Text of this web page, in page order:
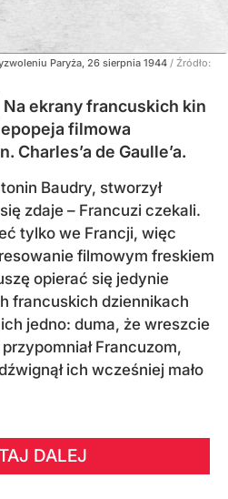
Paryża, 26 sierpnia 1944 / Źródło:
Na ekrany francuskich kin
filmowa
Charles’a de Gaulle’a.
Baudry, stworzył
zdaje – Francuzi czekali.
tylko we Francji, więc
filmowym freskiem
opierać się jedynie
francuskich dziennikach
jedno: duma, że wreszcie
Francuzom,
ich wcześniej mało
DALEJ